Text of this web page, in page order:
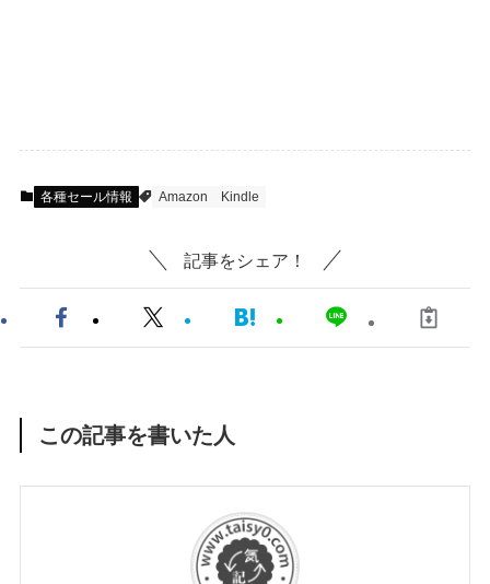
各種セール情報 Amazon Kindle
記事をシェア！
この記事を書いた人